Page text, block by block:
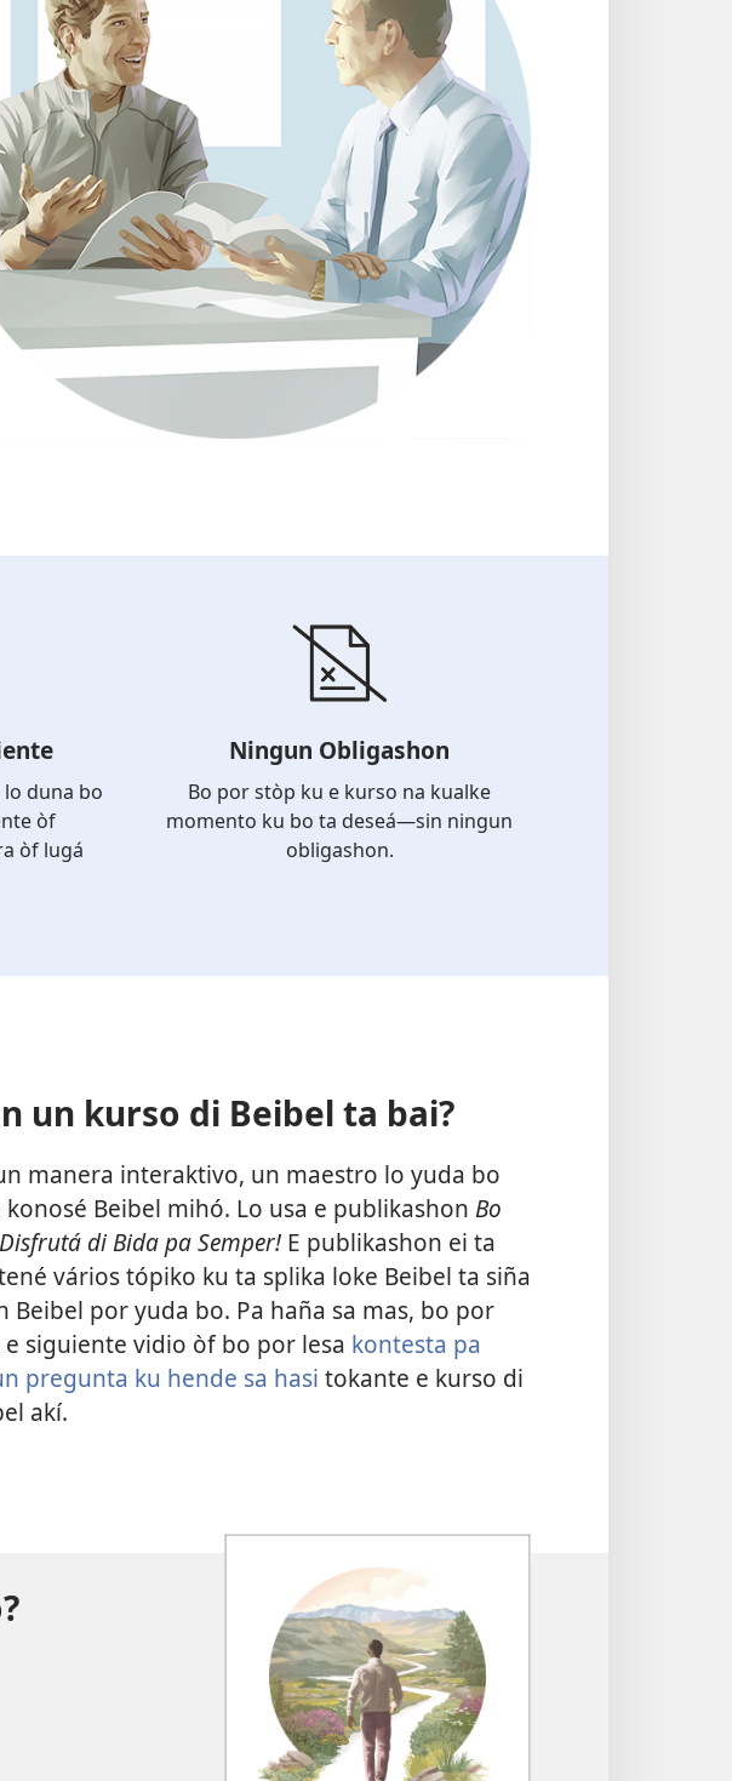
duna bo
òf
òf lugá
Ningun Obligashon
Bo por stòp ku e kurso na kualke
momento ku bo ta deseá—sin ningun
obligashon.
un kurso di Beibel ta bai?
manera interaktivo, un maestro lo yuda bo
konosé Beibel mihó. Lo usa e publikashon Bo
di Bida pa Semper! E publikashon ei ta
vários tópiko ku ta splika loke Beibel ta siña
Beibel por yuda bo. Pa haña sa mas, bo por
e siguiente vidio òf bo por lesa kontesta pa
pregunta ku hende sa hasi tokante e kurso di
akí.